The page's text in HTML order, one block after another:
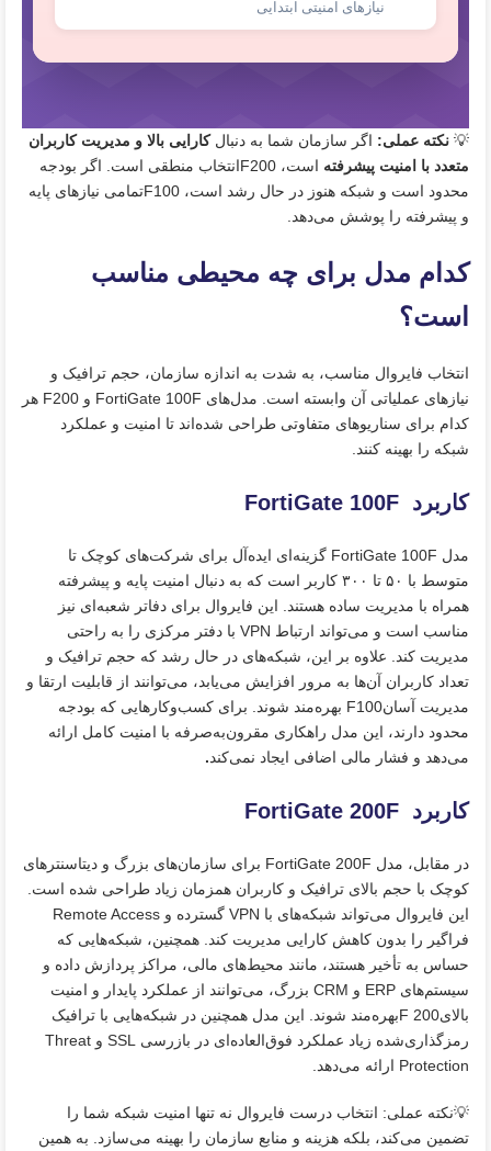
نیازهای امنیتی ابتدایی
💡 نکته عملی: اگر سازمان شما به دنبالکارایی بالا و مدیریت کاربران
متعدد با امنیت پیشرفته
است، F200انتخاب منطقی است. اگر بودجه
محدود است و شبکه هنوز در حال رشد است، F100تمامی نیازهای پایه
و پیشرفته را پوشش می‌دهد.
کدام مدل برای چه محیطی مناسب
است؟
انتخاب فایروال مناسب، به شدت به اندازه سازمان، حجم ترافیک و
نیازهای عملیاتی آن وابسته است. مدل‌های FortiGate 100F و F200 هر
کدام برای سناریوهای متفاوتی طراحی شده‌اند تا امنیت و عملکرد
شبکه را بهینه کنند.
کاربرد FortiGate 100F
مدل FortiGate 100F گزینه‌ای ایده‌آل برای شرکت‌های کوچک تا
متوسط با ۵۰ تا ۳۰۰ کاربر است که به دنبال امنیت پایه و پیشرفته
همراه با مدیریت ساده هستند. این فایروال برای دفاتر شعبه‌ای نیز
مناسب است و می‌تواند ارتباط VPN با دفتر مرکزی را به راحتی
مدیریت کند. علاوه بر این، شبکه‌های در حال رشد که حجم ترافیک و
تعداد کاربران آن‌ها به مرور افزایش می‌یابد، می‌توانند از قابلیت ارتقا و
مدیریت آسانF100 بهره‌مند شوند. برای کسب‌وکارهایی که بودجه
محدود دارند، این مدل راهکاری مقرون‌به‌صرفه با امنیت کامل ارائه
می‌دهد و فشار مالی اضافی ایجاد نمی‌کند.
کاربرد FortiGate 200F
در مقابل، مدل FortiGate 200F برای سازمان‌های بزرگ و دیتاسنترهای
کوچک با حجم بالای ترافیک و کاربران همزمان زیاد طراحی شده است.
این فایروال می‌تواند شبکه‌های با VPN گسترده و Remote Access
فراگیر را بدون کاهش کارایی مدیریت کند. همچنین، شبکه‌هایی که
حساس به تأخیر هستند، مانند محیط‌های مالی، مراکز پردازش داده و
سیستم‌های ERP و CRM بزرگ، می‌توانند از عملکرد پایدار و امنیت
بالایF 200بهره‌مند شوند. این مدل همچنین در شبکه‌هایی با ترافیک
رمزگذاری‌شده زیاد عملکرد فوق‌العاده‌ای در بازرسی SSL و Threat
Protection ارائه می‌دهد.
💡نکته عملی: انتخاب درست فایروال نه تنها امنیت شبکه شما را
تضمین می‌کند، بلکه هزینه و منابع سازمان را بهینه می‌سازد. به همین